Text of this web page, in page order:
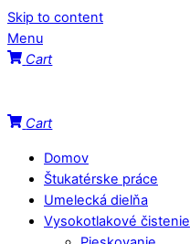
Skip to content
Menu
Cart
Cart
Domov
Štukatérske práce
Umelecká dielňa
Vysokotlakové čistenie